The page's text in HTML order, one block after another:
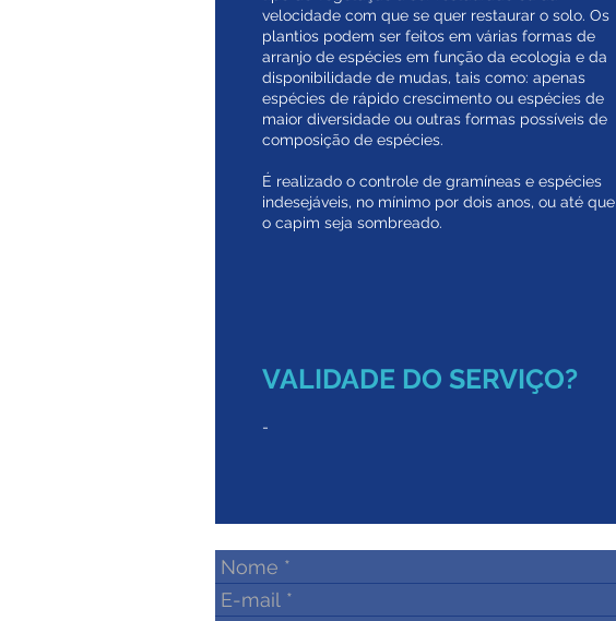
velocidade com que se quer restaurar o solo. Os
plantios podem ser feitos em várias formas de
arranjo de espécies em função da ecologia e da
disponibilidade de mudas, tais como: apenas
espécies de rápido crescimento ou espécies de
maior diversidade ou outras formas possíveis de
composição de espécies.
É realizado o controle de gramíneas e espécies
indesejáveis, no mínimo por dois anos, ou até que
o capim seja sombreado.
VALIDADE DO SERVIÇO?
-